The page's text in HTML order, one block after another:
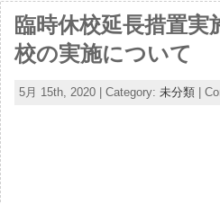
臨時休校延長措置
校の実施について
5月 15th, 2020 | Category: 未分類|